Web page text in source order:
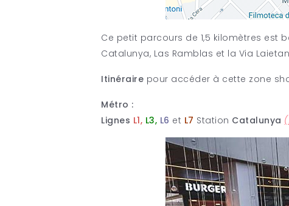
Ce petit parcours de 1,5 kilomètres est
Catalunya, Las Ramblas et la Via
Itinéraire pour accéder à cette zone
Métro :
Lignes L1, L3, L6 et L7 Station Catalunya